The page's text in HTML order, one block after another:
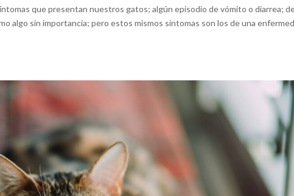
que presentan nuestros gatos; algún episodio de vómito o diarrea;
algo sin importancia; pero estos mismos síntomas son los de una